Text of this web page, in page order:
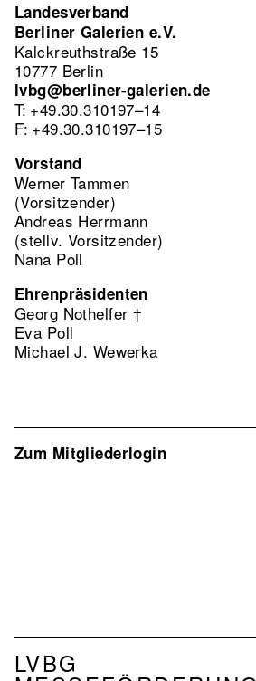
Zum Mitgliederlogin
Landesverband
Berliner Galerien e.V.
Kalckreuthstraße 15
10777 Berlin
lvbg@berliner-galerien.de
T: +49.30.310197–14
F: +49.30.310197–15
Vorstand
Werner Tammen
(Vorsitzender)
Andreas Herrmann
(stellv. Vorsitzender)
Nana Poll
Ehrenpräsidenten
Georg Nothelfer †
Eva Poll
Michael J. Wewerka
NAVIGATION
LVBG